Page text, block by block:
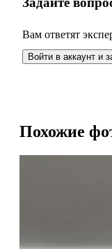
Вам ответят
Войти в аккаунт и
Похожие
Квартира в